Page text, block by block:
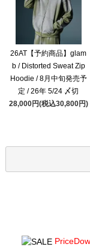
26AT【予約商品】glam
b / Distorted Sweat Zip
Hoodie / 8月中旬発売予
定 / 26年 5/24 〆切
28,000円(税込30,800円)